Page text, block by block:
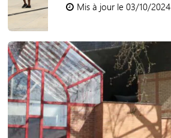
Mis à jour le 03/10/2024